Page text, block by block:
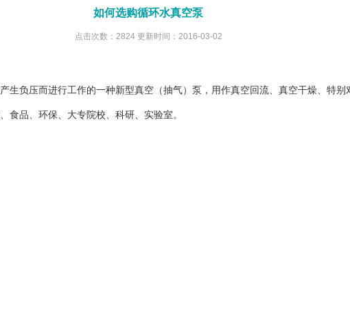
如何选购循环水真空泵
点击次数：2824 更新时间：2016-03-02
生负压而进行工作的一种新型真空（抽气）泵，用作真空回流、真空干燥、特别
食品、环保、大专院校、科研、实验室。